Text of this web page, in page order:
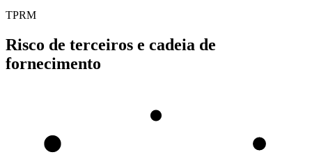
TPRM
Risco de terceiros e cadeia de
fornecimento